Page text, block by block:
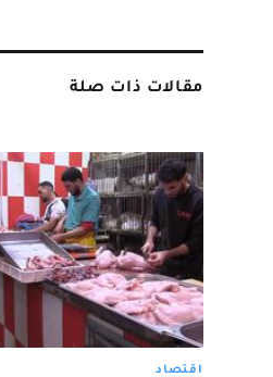
مقالات ذات صلة
اقتصاد